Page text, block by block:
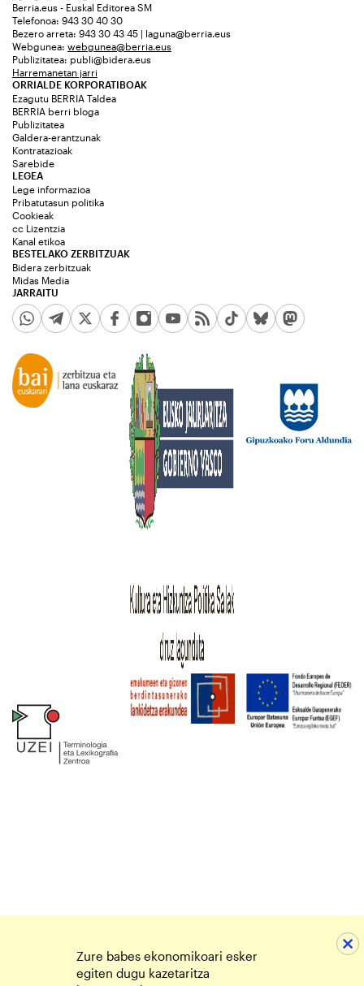
Berria.eus - Euskal Editorea SM
Telefonoa: 943 30 40 30
Bezero arreta: 943 30 43 45 | laguna@berria.eus
Webgunea: webgunea@berria.eus
Publizitatea: publi@bidera.eus
Harremanetan jarri
ORRIALDE KORPORATIBOAK
Ezagutu BERRIA Taldea
BERRIA berri bloga
Publizitatea
Galdera-erantzunak
Kontratazioak
Sarebide
JARRAITU
LEGEA
Lege informazioa
Pribatutasun politika
Cookieak
cc Lizentzia
Kanal etikoa
BESTELAKO ZERBITZUAK
Bidera zerbitzuak
Midas Media
Zure babes ekonomikoari esker
egiten dugu kazetaritza